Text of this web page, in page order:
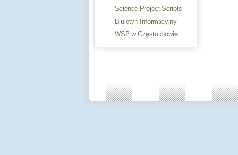
Science Project Scripts
Biuletyn Informacyjny
WSP w Częstochowie